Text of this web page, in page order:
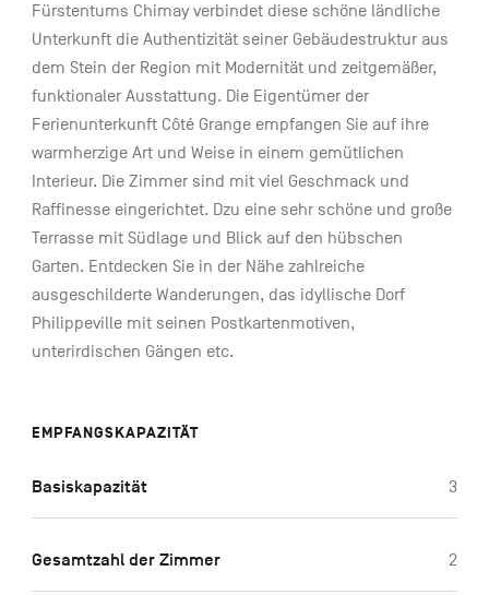
Fürstentums Chimay verbindet diese schöne ländliche
Unterkunft die Authentizität seiner Gebäudestruktur aus
dem Stein der Region mit Modernität und zeitgemäßer,
funktionaler Ausstattung. Die Eigentümer der
Ferienunterkunft Côté Grange empfangen Sie auf ihre
warmherzige Art und Weise in einem gemütlichen
Interieur. Die Zimmer sind mit viel Geschmack und
Raffinesse eingerichtet. Dzu eine sehr schöne und große
Terrasse mit Südlage und Blick auf den hübschen
Garten. Entdecken Sie in der Nähe zahlreiche
ausgeschilderte Wanderungen, das idyllische Dorf
Philippeville mit seinen Postkartenmotiven,
unterirdischen Gängen etc.
EMPFANGSKAPAZITÄT
Basiskapazität 3
Gesamtzahl der Zimmer 2